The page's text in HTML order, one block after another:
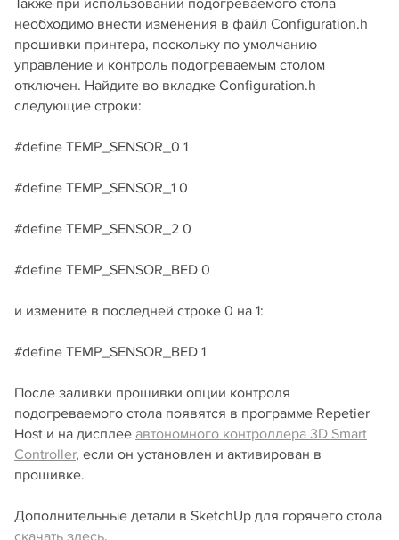
необходимо внести изменения в файл Configuration.h
прошивки принтера, поскольку по умолчанию
управление и контроль подогреваемым столом
отключен. Найдите во вкладке Configuration.h
следующие строки:
#define TEMP_SENSOR_0 1
#define TEMP_SENSOR_1 0
#define TEMP_SENSOR_2 0
#define TEMP_SENSOR_BED 0
и измените в последней строке 0 на 1:
#define TEMP_SENSOR_BED 1
После заливки прошивки опции контроля
подогреваемого стола появятся в программе Repetier
Host и на дисплее автономного контроллера 3D Smart
Controller, если он установлен и активирован в
прошивке.
Дополнительные детали в SketchUp для горячего стола
скачать здесь.